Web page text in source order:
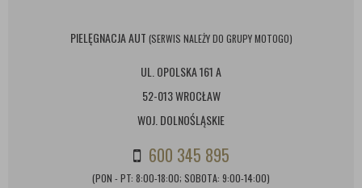
PIELĘGNACJA AUT (SERWIS NALEŻY DO GRUPY MOTOGO)
UL. OPOLSKA 161 A
52-013 WROCŁAW
WOJ. DOLNOŚLĄSKIE
600 345 895
(PON - PT: 8:00-18:00; SOBOTA: 9:00-14:00)